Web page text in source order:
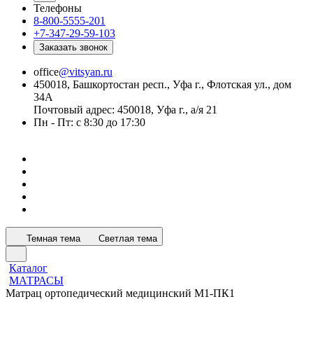
Телефоны
8-800-5555-201
+7-347-29-59-103
Заказать звонок
office@vitsyan.ru
450018, Башкортостан респ., Уфа г., Флотская ул., дом
34А
Почтовый адрес: 450018, Уфа г., а/я 21
Пн - Пт: с 8:30 до 17:30
Темная тема Светлая тема
Каталог
МАТРАСЫ
Матрац ортопедический медицинский М1-ПК1